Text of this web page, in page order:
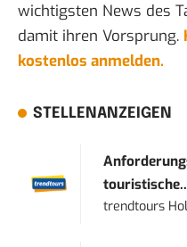
wichtigsten News des
damit ihren Vorsprung.
kostenlos anmelden.
STELLENANZEIGEN
trendtours